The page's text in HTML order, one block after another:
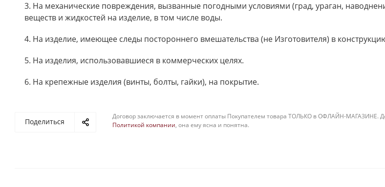
3. На механические повреждения, вызванные погодными условиями (град, ураган,
веществ и жидкостей на изделие, в том числе воды.
4. На изделие, имеющее следы постороннего вмешательства (не Изготовителя) в
5. На изделия, использовавшиеся в коммерческих целях.
6. На крепежные изделия (винты, болты, гайки), на покрытие.
Поделиться
Договор заключается в момент оплаты Покупателем товара ТОЛЬКО в ОФЛАЙН-МАГАЗИНЕ.
Политикой компании, она ему ясна и понятна.